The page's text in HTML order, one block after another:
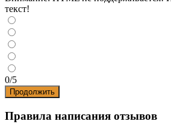
текст!
0/5
Продолжить
Правила написания отзывов